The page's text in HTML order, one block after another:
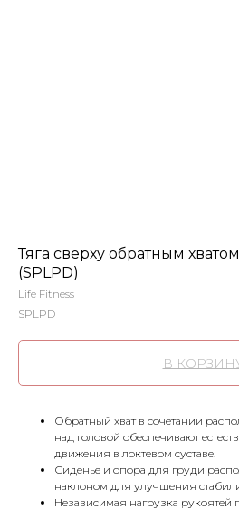
Тяга сверху обратным
(SPLPD)
Life Fitness
SPLPD
В
Обратный хват в сочетании
над головой обеспечивают
движения в локтевом суставе.
Сиденье и опора для груди
наклоном для улучшения
Независимая нагрузка рукоятей